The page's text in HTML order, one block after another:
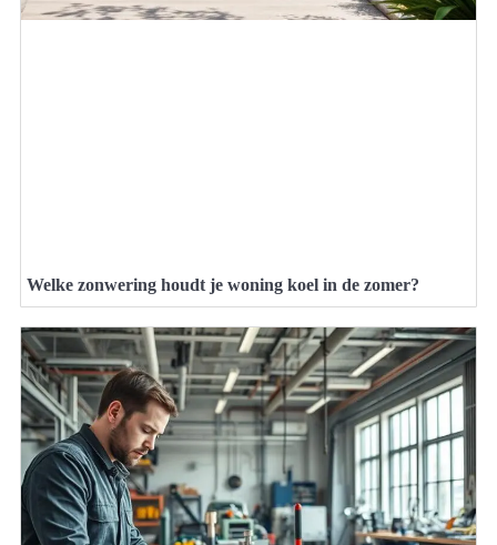
Welke zonwering houdt je woning koel in de zomer?